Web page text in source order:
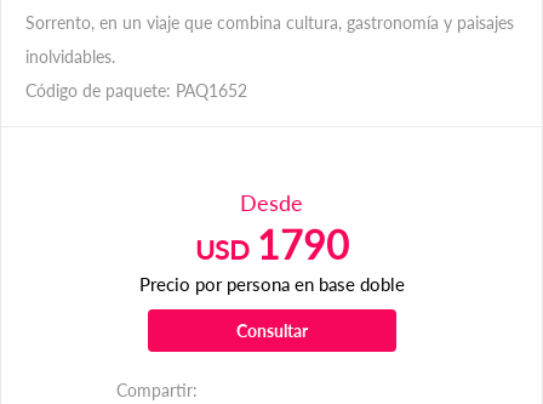
Sorrento, en un viaje que combina cultura, gastronomía y paisajes
inolvidables.
Código de paquete: PAQ1652
Desde
USD 1790
Precio por persona en base doble
Consultar
Compartir: